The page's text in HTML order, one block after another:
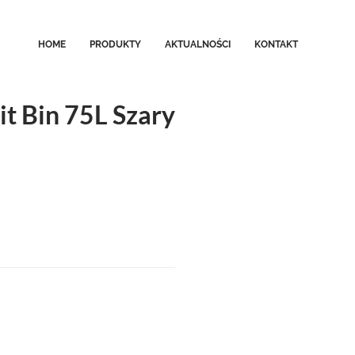
HOME PRODUKTY AKTUALNOŚCI KONTAKT
Bin 75L Szary